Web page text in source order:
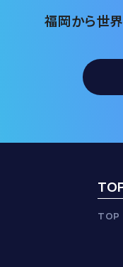
福岡から世界
TOP